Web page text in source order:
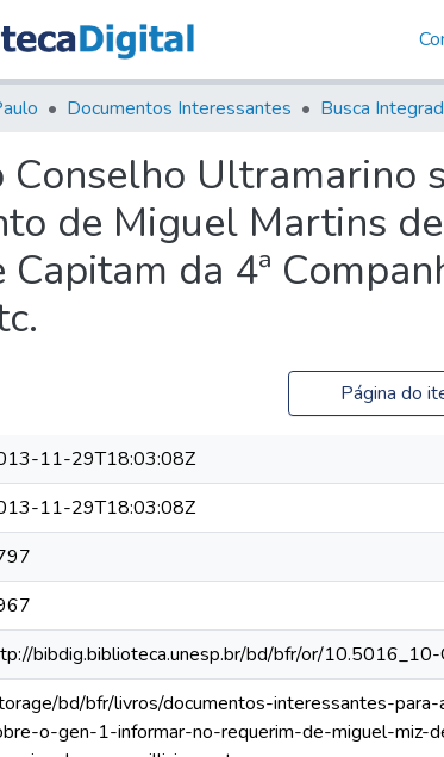
Documentos Interessantes Busca
Conselho Ultramarino
de Miguel Martins
da 4ª
Página do
11-29T18:03:08Z
11-29T18:03:08Z
bibdig.biblioteca.unesp.br/bd/bfr/or/
bd/bfr/livros/documentos-interessantes-
o-gen-1-informar-no-requerim-de-miguel-